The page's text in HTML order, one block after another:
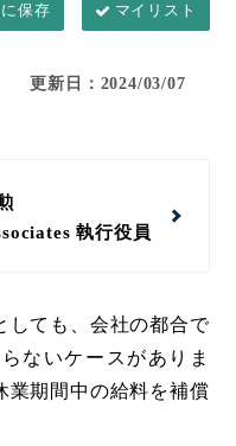
マイリスト
更新日：2024/03/07
執行役員
しても、会社の都合で
ないケースがありま
業期間中の給料を補償